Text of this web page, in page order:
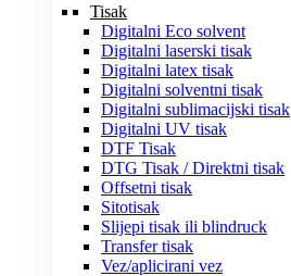
Tisak
Digitalni Eco solvent
Digitalni laserski tisak
Digitalni latex tisak
Digitalni solventni tisak
Digitalni sublimacijski tisak
Digitalni UV tisak
DTF Tisak
DTG Tisak / Direktni tisak
Offsetni tisak
Sitotisak
Slijepi tisak ili blindruck
Transfer tisak
Vez/aplicirani vez